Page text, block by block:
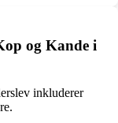
og Kande i
inkluderer